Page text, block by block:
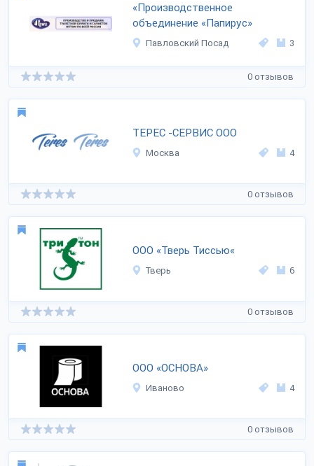
«Производственное
объединение «Папирус»
Павловский Посад 3
0 отзывов
ТЕРЕС -СЕРВИС ООО
Москва 4
0 отзывов
ООО «Тверь Тиссью«
Тверь 6
0 отзывов
ООО «ОСНОВА»
Иваново 4
0 отзывов